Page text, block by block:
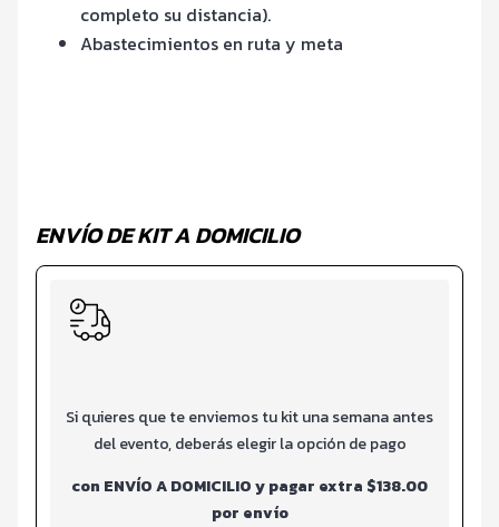
completo su distancia).
Abastecimientos en ruta y meta
ENVÍO DE KIT A DOMICILIO
Si quieres que te enviemos tu kit una semana antes
del evento, deberás elegir la opción de pago
con ENVÍO A DOMICILIO y pagar extra $138.00
por envío